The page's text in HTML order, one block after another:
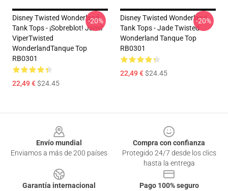
Disney Twisted Wonderland
Tank Tops - ¡Sobreblot! Jamil
ViperTwisted
WonderlandTanque Top
RB0301
22,49 €$24.45
-20%
Disney Twisted Wonderland
Tank Tops - Jade Twisted
Wonderland Tanque Top
RB0301
22,49 €$24.45
-20%
Envío mundial
Enviamos a más de 200 países
Compra con confianza
Protegido 24/7 desde los clics
hasta la entrega
Garantía internacional
Pago 100% seguro